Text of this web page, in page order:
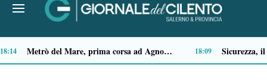
Capaccio Paestum spazio di legalità: oltre 43 ettari di beni confiscati destinati a progetti sociali 14:14